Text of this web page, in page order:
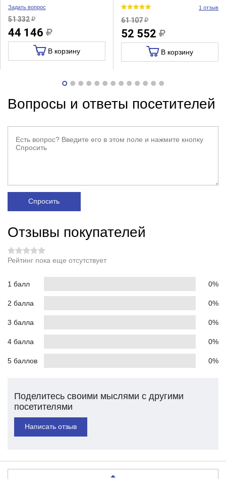
Задать вопрос
51 332
44 146
В корзину
1 отзыв
61 107
52 552
В корзину
Вопросы и ответы посетителей
Спросить
Отзывы покупателей
Рейтинг пока еще отсутствует
1 балл 0%
2 балла 0%
3 балла 0%
4 балла 0%
5 баллов 0%
Поделитесь своими мыслями с другими
посетителями
Написать отзыв